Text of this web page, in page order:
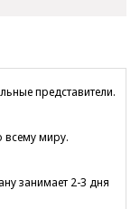
представители.
всему миру.
занимает 2-3 дня